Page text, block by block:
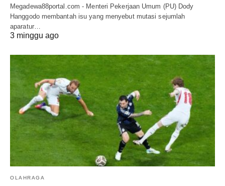
Megadewa88portal.com - Menteri Pekerjaan Umum (PU) Dody
Hanggodo membantah isu yang menyebut mutasi sejumlah
aparatur…
3 minggu ago
OLAHRAGA